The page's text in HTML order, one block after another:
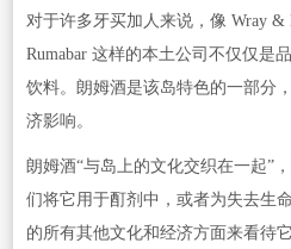
对于许多牙买加人来说，像 Wray &
Rumabar 这样的本土公司不仅仅是
饮料。朗姆酒是该岛特色的一部分
济影响。
朗姆酒“与岛上的文化交织在一起”
们将它用于酊剂中，或者为失去生
的所有其他文化和经济方面来看待